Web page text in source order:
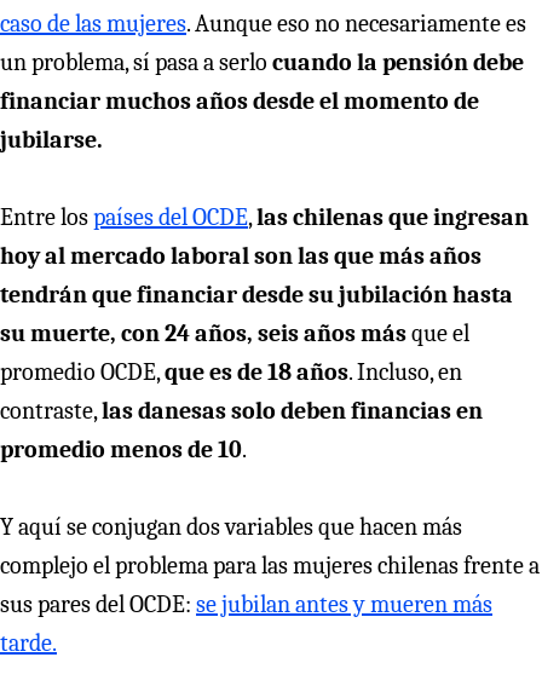
caso de las mujeres. Aunque eso no necesariamente es
un problema, sí pasa a serlo cuando la pensión debe
financiar muchos años desde el momento de
jubilarse.
Entre lospaíses del OCDE,las chilenas que ingresan
hoy al mercado laboral son las que más años
tendrán que financiar desde su jubilación hasta
su muerte, con 24 años, seis años másque el
promedio OCDE,que es de 18 años. Incluso, en
contraste,las danesas solo deben financias en
promedio menos de 10.
Y aquí se conjugan dos variables que hacen más
complejo el problema para las mujeres chilenas frente a
sus pares del OCDE: se jubilan antes y mueren más
tarde.